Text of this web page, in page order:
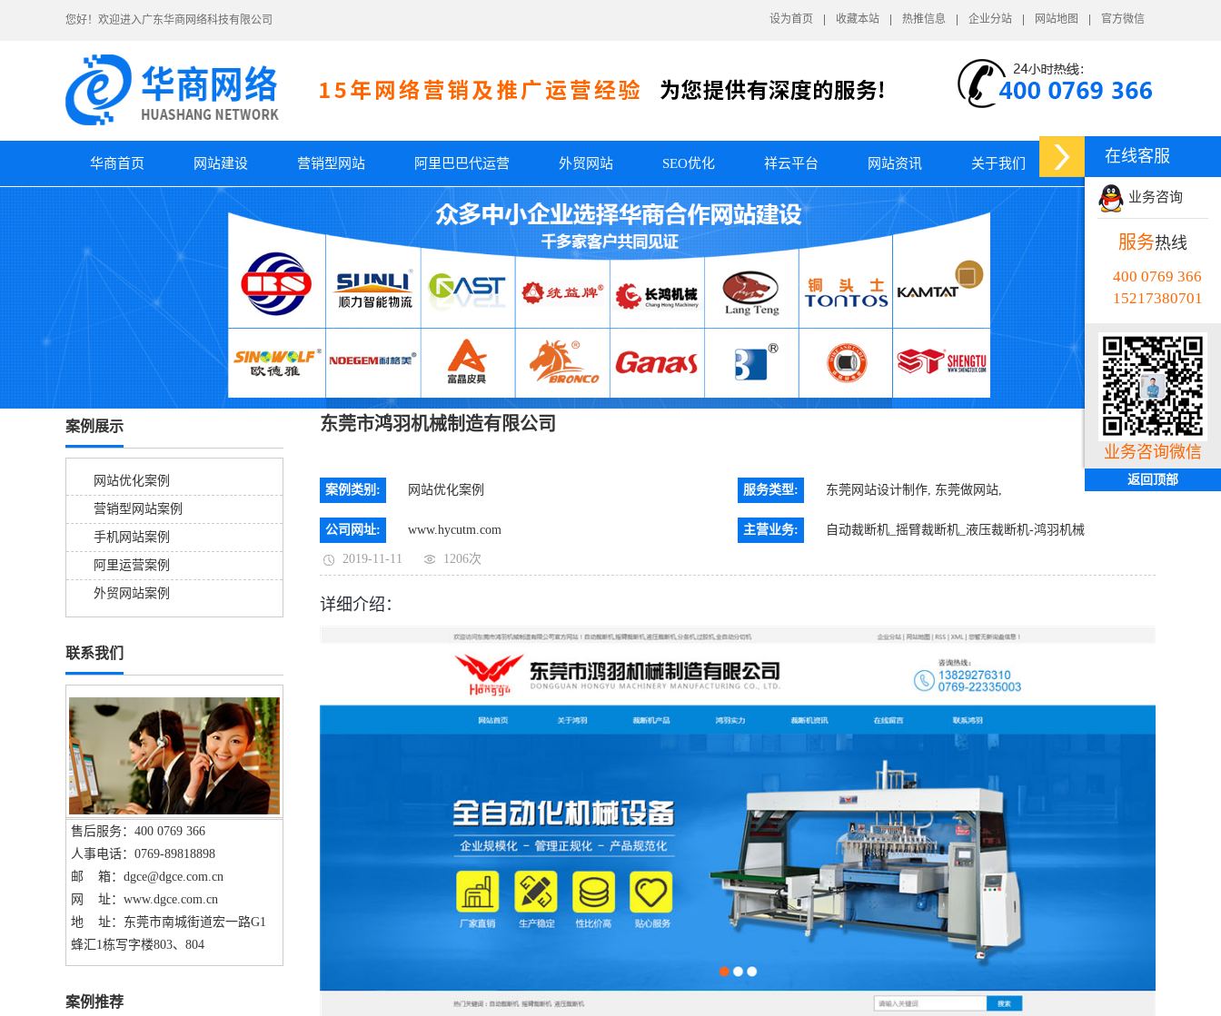
您好！欢迎进入广东华商网络科技有限公司 设为首页 收藏本站 热推信息 企业分站 网站地图 官方微信
华商首页 网站建设 营销型网站 阿里巴巴代运营 外贸网站 SEO优化 祥云平台 网站资讯 关于我们
案例展示
网站优化案例
营销型网站案例
手机网站案例
阿里运营案例
外贸网站案例
联系我们
售后服务：400 0769 366
人事电话：0769-89818898
邮 箱：dgce@dgce.com.cn
网 址：www.dgce.com.cn
地 址：东莞市南城街道宏一路G1
蜂汇1栋写字楼803、804
案例推荐
东莞市鸿羽机械制造有限公司
案例类别: 网站优化案例 服务类型: 东莞网站设计制作, 东莞做网站,
公司网址: www.hycutm.com 主营业务: 自动裁断机_摇臂裁断机_液压裁断机-鸿羽机械
2019-11-11 1206次
详细介绍：
在线客服
业务咨询
服务热线
400 0769 366
15217380701
业务咨询微信
返回顶部